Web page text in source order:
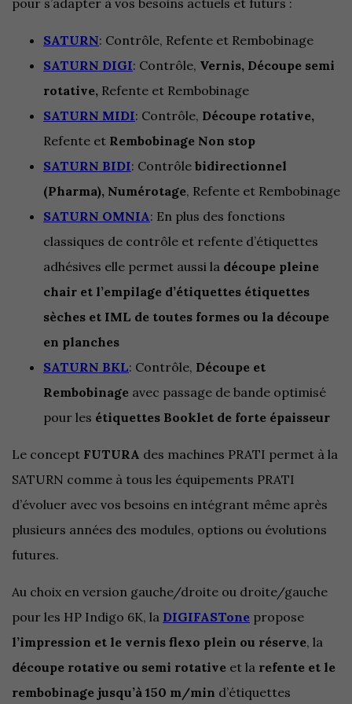
pour s’adapter à vos besoins actuels et futurs :
SATURN: Contrôle, Refente et Rembobinage
SATURN DIGI: Contrôle, Vernis, Découpe semi
rotative, Refente et Rembobinage
SATURN MIDI: Contrôle, Découpe rotative,
Refente et Rembobinage Non stop
SATURN BIDI: Contrôle bidirectionnel
(Pharma), Numérotage, Refente et Rembobinage
SATURN OMNIA: En plus des fonctions
classiques de contrôle et refente d’étiquettes
adhésives elle permet aussi la découpe pleine
chair et l’empilage d’étiquettes étiquettes
sèches et IML de toutes formes ou la découpe
en planches
SATURN BKL: Contrôle, Découpe et
Rembobinage avec passage de bande optimisé
pour les étiquettes Booklet de forte épaisseur
Le concept FUTURA des machines PRATI permet à la
SATURN comme à tous les équipements PRATI
d’évoluer avec vos besoins en intégrant même après
plusieurs années des modules, options ou évolutions
futures.
Au choix en version gauche/droite ou droite/gauche
pour les HP Indigo 6K, la DIGIFASTone propose
l’impression et le vernis flexo plein ou réserve, la
découpe rotative ou semi rotative et la refente et le
rembobinage jusqu’à 150 m/min d’étiquettes